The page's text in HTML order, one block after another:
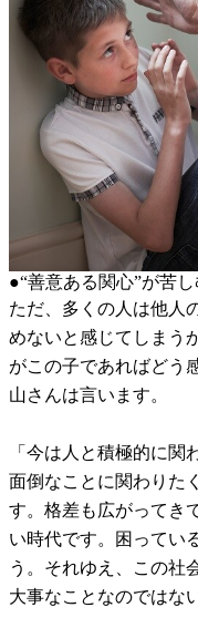
●“善意ある関心”が苦
ただ、多くの人は他人
めないと感じてしまう
がこの子であればどう
山さんは言います。
「今は人と積極的に関
面倒なことに関わりた
す。格差も広がってき
い時代です。困ってい
う。それゆえ、この社
大事なことなのではな